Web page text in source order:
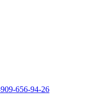
656-94-26